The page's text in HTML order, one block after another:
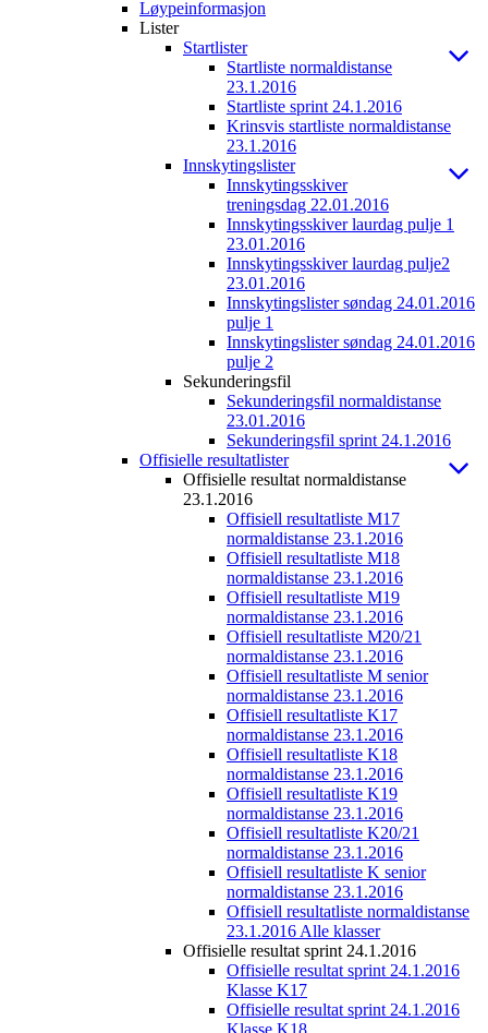
Løypeinformasjon
Lister
Startlister
Startliste normaldistanse
23.1.2016
Startliste sprint 24.1.2016
Krinsvis startliste normaldistanse
23.1.2016
Innskytingslister
Innskytingsskiver
treningsdag 22.01.2016
Innskytingsskiver laurdag pulje 1
23.01.2016
Innskytingsskiver laurdag pulje2
23.01.2016
Innskytingslister søndag 24.01.2016
pulje 1
Innskytingslister søndag 24.01.2016
pulje 2
Sekunderingsfil
Sekunderingsfil normaldistanse
23.01.2016
Sekunderingsfil sprint 24.1.2016
Offisielle resultatlister
Offisielle resultat normaldistanse
23.1.2016
Offisiell resultatliste M17
normaldistanse 23.1.2016
Offisiell resultatliste M18
normaldistanse 23.1.2016
Offisiell resultatliste M19
normaldistanse 23.1.2016
Offisiell resultatliste M20/21
normaldistanse 23.1.2016
Offisiell resultatliste M senior
normaldistanse 23.1.2016
Offisiell resultatliste K17
normaldistanse 23.1.2016
Offisiell resultatliste K18
normaldistanse 23.1.2016
Offisiell resultatliste K19
normaldistanse 23.1.2016
Offisiell resultatliste K20/21
normaldistanse 23.1.2016
Offisiell resultatliste K senior
normaldistanse 23.1.2016
Offisiell resultatliste normaldistanse
23.1.2016 Alle klasser
Offisielle resultat sprint 24.1.2016
Offisielle resultat sprint 24.1.2016
Klasse K17
Offisielle resultat sprint 24.1.2016
Klasse K18